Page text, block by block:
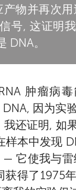
物并再次
号, 这证明
DNA。
肿瘤病
因为实
还证明, 如
样本中发现
它使我与雷
获得了1975